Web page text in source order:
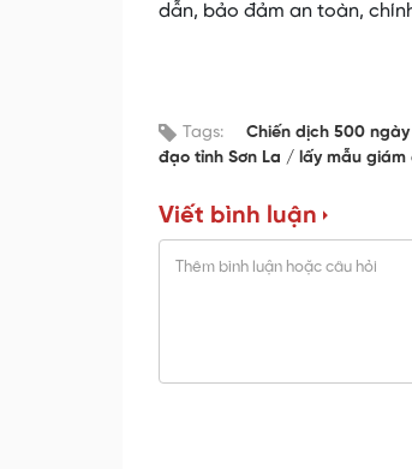
dẫn, bảo đảm an toàn,
Tags: Chiến dịch 500
đạo tỉnh Sơn La
lấy mẫu giám
Viết bình luận